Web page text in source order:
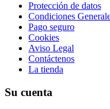
Protección de datos
Condiciones
Pago seguro
Cookies
Aviso Legal
Contáctenos
La tienda
Su cuenta